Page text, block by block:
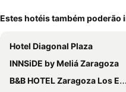
Estes hotéis também poderão
Hotel Diagonal Plaza
INNSiDE by Meliá Zaragoza
B&B HOTEL Zaragoza Los Enlaces Estación